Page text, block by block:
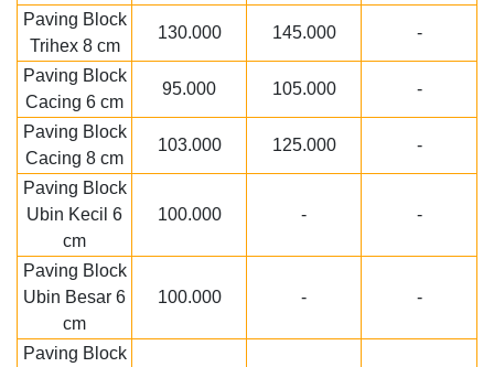
Paving Block
Trihex 8 cm
130.000 145.000 -
Paving Block
Cacing 6 cm
95.000 105.000 -
Paving Block
Cacing 8 cm
103.000 125.000 -
Paving Block
Ubin Kecil 6
cm
100.000 - -
Paving Block
Ubin Besar 6
cm
100.000 - -
Paving Block